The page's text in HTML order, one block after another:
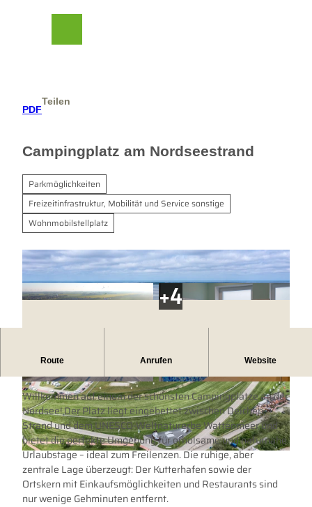
PDF
Teilen
Campingplatz am Nordseestrand
Parkmöglichkeiten
Freizeitinfrastruktur, Mobilität und Service sonstige
Wohnmobilstellplatz
© Lars Wehrmann
© 1top.it |CC-BY © Martin Stöver
Route Anrufen Website
Campingplatz am Nordseestrand in Dornumersiel.
Willkommen auf einem der schönsten Campingplätze an der
Nordsee! Der Platz liegt eingebettet zwischen Deichen,
Strand und dem UNESCO-Weltnaturerbe Wattenmeer und
bietet die perfekte Umgebung für erholsame und naturnahe
Urlaubstage – ideal zum Freilenzen. Die ruhige, aber
zentrale Lage überzeugt: Der Kutterhafen sowie der
Ortskern mit Einkaufsmöglichkeiten und Restaurants sind
nur wenige Gehminuten entfernt.